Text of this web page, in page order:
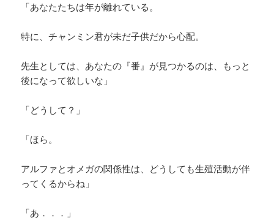
「あなたたちは年が離れている。
特に、チャンミン君が未だ子供だから心配。
先生としては、あなたの『番』が見つかるのは、もっと
後になって欲しいな」
「どうして？」
「ほら。
アルファとオメガの関係性は、どうしても生殖活動が伴
ってくるからね」
「あ．．．」